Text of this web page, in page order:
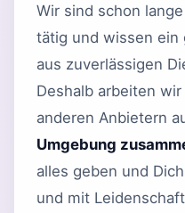
Wir sind schon
tätig und wissen ein
aus zuverlässigen
Deshalb arbeiten
anderen Anbietern
Umgebung
alles geben und
und mit